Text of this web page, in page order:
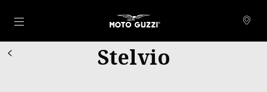
Alege continutul principal
Stelvio